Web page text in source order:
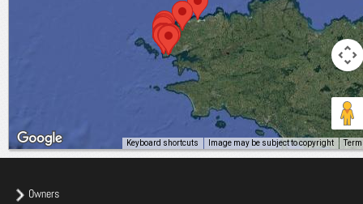
Keyboard shortcuts Image may be subject to copyright
Owners